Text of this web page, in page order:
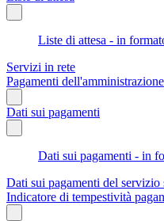
Liste di attesa - in
Servizi in rete
Pagamenti dell'amministrazione
Dati sui pagamenti
Dati sui pagamenti - in
Dati sui pagamenti del servizio
Indicatore di tempestività